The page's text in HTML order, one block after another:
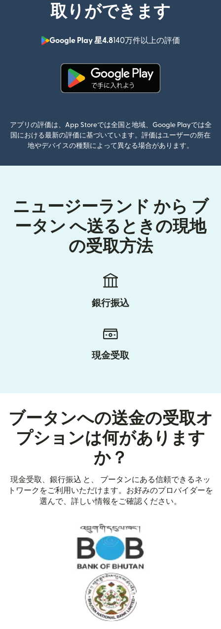
取りができます
Google Play 星4.8140万件以上の評価
（別ウィン
アプリの評価は、App Storeでは全国と地域、Google Playでは全
国における最新の評価に基づいています。評価はユーザーの所在
地やデバイスの種類によって異なる場合があります。
ニュージーランド から ブ
ータン へ送るときの現地
の受取方法
銀行振込
現金受取
ブータンへの送金の受取オ
プションは何があります
か？
現金受取、銀行振込 と、 ブータンにある信頼できるネッ
トワークをご利用いただけます。お好みのプロバイダーを
選んで、詳しい情報をご確認ください。